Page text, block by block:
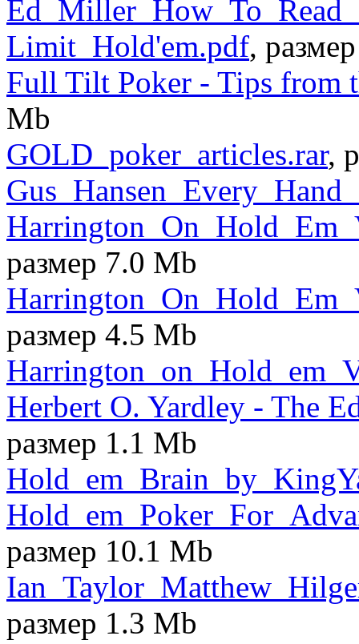
Limit_Hold'em.pdf,
Full Tilt Poker - Tips from
Mb
GOLD_poker_articles.rar,
размер 7.0 Mb
размер 4.5 Mb
Herbert O. Yardley - The
размер 1.1 Mb
размер 10.1 Mb
размер 1.3 Mb